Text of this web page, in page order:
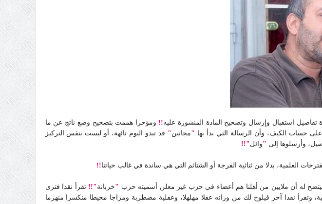
استقبال وإرسال وتصحيح المادة المنشورة عليه!! ومؤخرا هممت بتصحيح وضع ناتج عن ما
حساب الكيف، وأن الرسالة التي بدأ بها "مجانين" قد تبدو اليوم تائهة، أو ليست بنفس التركيز
وأرسلوها إلى "وائل"!!
العلمية، بدلا من ثنائية الفرجة أو الشتائم التي هي ساندة في غالب حياتنا!!
له أن ملايين من أهلنا هم أعضاء في حزب غير معلن أسميته حزب "خربانة"!! تقرأ نقدا فترى
وتقرأ نقدا آخر فيلوح لك من ورائه عقلا مهلهلا، وعقلية مضطربة ومزاجا محيطا منكسرا منهزما